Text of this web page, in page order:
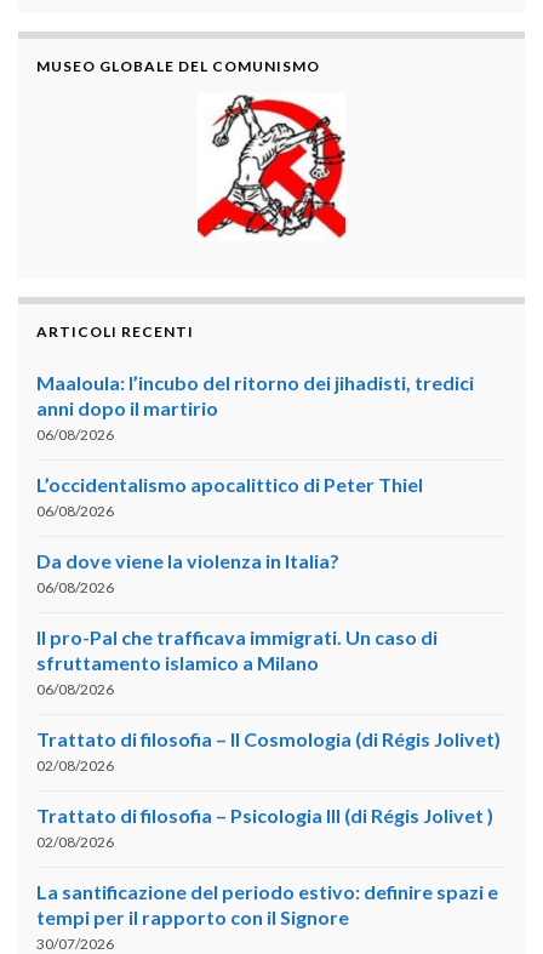
MUSEO GLOBALE DEL COMUNISMO
ARTICOLI RECENTI
Maaloula: l’incubo del ritorno dei jihadisti, tredici
anni dopo il martirio
06/08/2026
L’occidentalismo apocalittico di Peter Thiel
06/08/2026
Da dove viene la violenza in Italia?
06/08/2026
Il pro-Pal che trafficava immigrati. Un caso di
sfruttamento islamico a Milano
06/08/2026
Trattato di filosofia – II Cosmologia (di Régis Jolivet)
02/08/2026
Trattato di filosofia – Psicologia III (di Régis Jolivet )
02/08/2026
La santificazione del periodo estivo: definire spazi e
tempi per il rapporto con il Signore
30/07/2026